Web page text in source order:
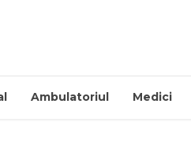
Ambulatoriul Medici